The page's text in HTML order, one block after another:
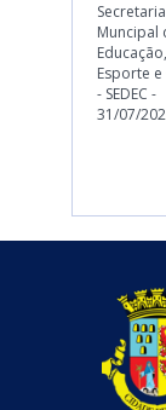
Secretaria
Muncipal
Educação,
Esporte
- SEDEC -
31/07/